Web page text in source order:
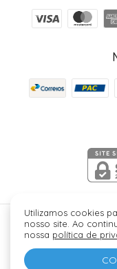
Utilizamos cookies
nosso site. Ao
nossa política de
Júlia Fez
2026 -